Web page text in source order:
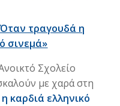
τραγουδά η
σινεμά»
Σχολείο
με χαρά στη
καρδιά ελληνικό